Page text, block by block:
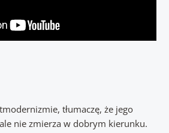
tłumaczę, że jego
nie zmierza w dobrym kierunku.